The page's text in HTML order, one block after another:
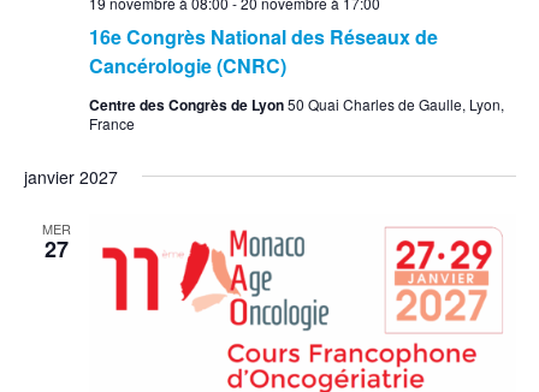
16e Congrès National des Réseaux de
Cancérologie (CNRC)
Centre des Congrès de Lyon50 Quai Charles de Gaulle, Lyon,
France
janvier 2027
MER
27